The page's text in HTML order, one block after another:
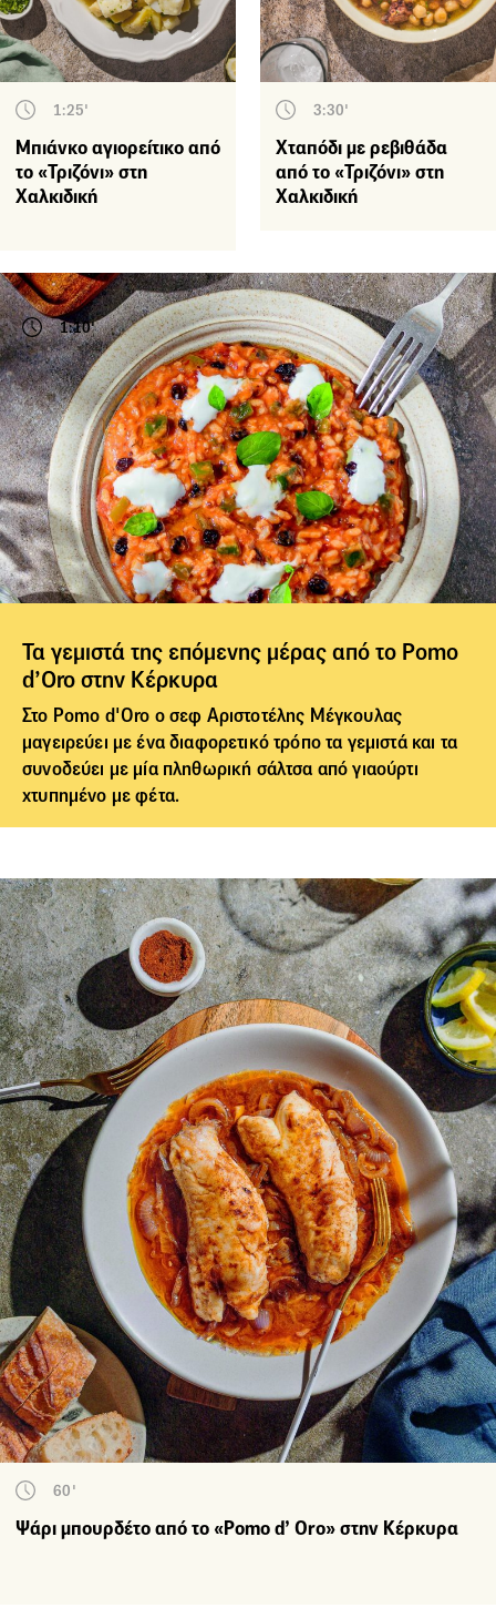
1:25'
Μπιάνκο αγιορείτικο από
το «Τριζόνι» στη
Χαλκιδική
3:30'
Χταπόδι με ρεβιθάδα
από το «Τριζόνι» στη
Χαλκιδική
1:10'
Τα γεμιστά της επόμενης μέρας από το Pomo
d’Oro στην Κέρκυρα
Στο Pomo d'Oro ο σεφ Αριστοτέλης Μέγκουλας
μαγειρεύει με ένα διαφορετικό τρόπο τα γεμιστάκαι τα
συνοδεύει με μία πληθωρική σάλτσα από γιαούρτι
χτυπημένο με φέτα.
60'
Ψάρι μπουρδέτο από το «Pomo d’ Oro» στην Κέρκυρα